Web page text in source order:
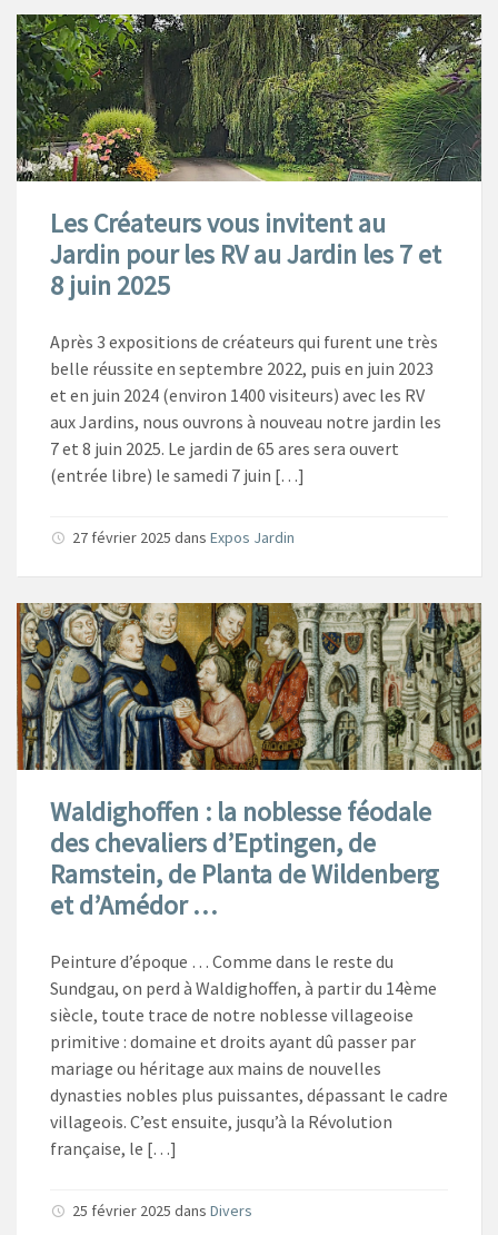
Les Créateurs vous invitent au
Jardin pour les RV au Jardin les 7 et
8 juin 2025
Après 3 expositions de créateurs qui furent une très
belle réussite en septembre 2022, puis en juin 2023
et en juin 2024 (environ 1400 visiteurs) avec les RV
aux Jardins, nous ouvrons à nouveau notre jardin les
7 et 8 juin 2025. Le jardin de 65 ares sera ouvert
(entrée libre) le samedi 7 juin […]
27 février 2025 dans Expos Jardin
Waldighoffen : la noblesse féodale
des chevaliers d’Eptingen, de
Ramstein, de Planta de Wildenberg
et d’Amédor …
Peinture d’époque … Comme dans le reste du
Sundgau, on perd à Waldighoffen, à partir du 14ème
siècle, toute trace de notre noblesse villageoise
primitive : domaine et droits ayant dû passer par
mariage ou héritage aux mains de nouvelles
dynasties nobles plus puissantes, dépassant le cadre
villageois. C’est ensuite, jusqu’à la Révolution
française, le […]
25 février 2025 dans Divers